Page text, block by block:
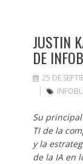
JUSTIN
DE
25 DE
Su
TI de la
y la
de la IA en